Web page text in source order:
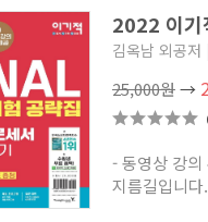
2022 이기
김옥남 외공저
25,000원→
- 동영상 강의
지름길입니